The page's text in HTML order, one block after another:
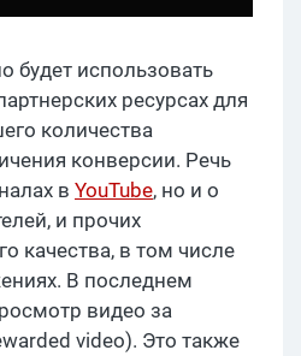
будет использовать
ресурсах для
количества
конверсии. Речь
в YouTube, но и о
и прочих
качества, в том числе
В последнем
видео за
video). Это также